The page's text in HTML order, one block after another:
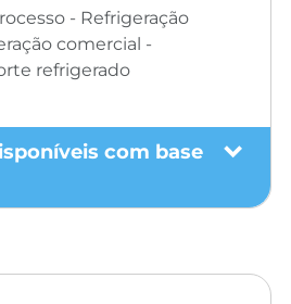
- Refrigeração
comercial -
refrigerado
com base